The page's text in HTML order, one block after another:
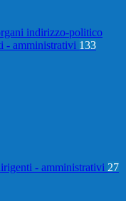
indirizzo-politico
- amministrativi 133
- amministrativi 27